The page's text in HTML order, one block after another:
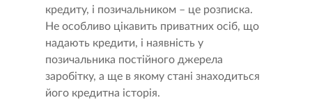
кредиту, і позичальником – це розписка.
Не особливо цікавить приватних осіб, що
надають кредити, і наявність у
позичальника постійного джерела
заробітку, а ще в якому стані знаходиться
його кредитна історія.